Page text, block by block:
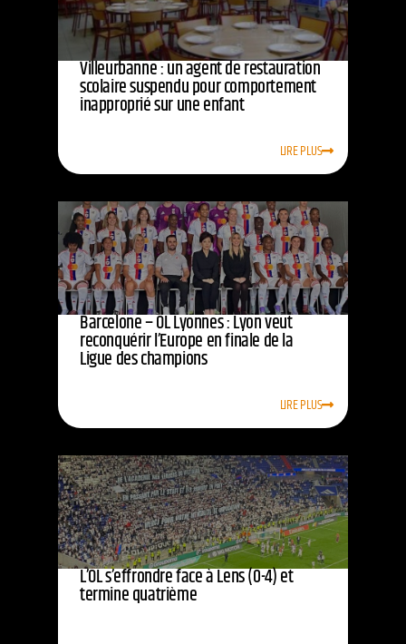
Villeurbanne : un agent de restauration
scolaire suspendu pour comportement
inapproprié sur une enfant
LIRE PLUS
Barcelone – OL Lyonnes : Lyon veut
reconquérir l’Europe en finale de la
Ligue des champions
LIRE PLUS
L’OL s’effrondre face à Lens (0-4) et
termine quatrième